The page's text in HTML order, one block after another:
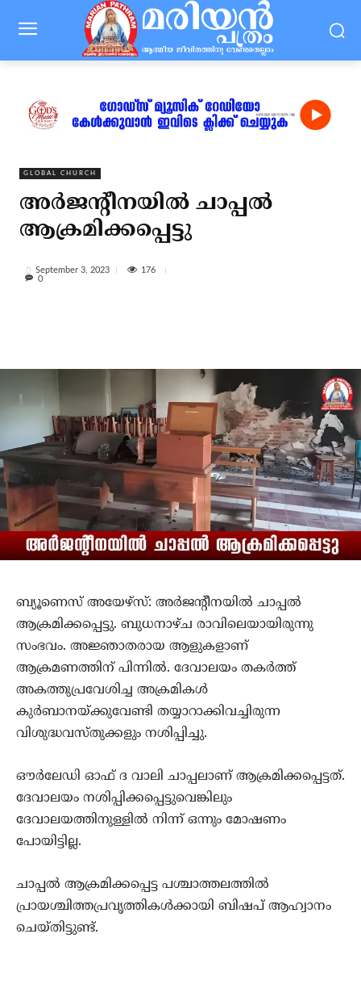
GLOBAL CHURCH
അര്‍ജന്റീനയില്‍ ചാപ്പല്‍
ആക്രമിക്കപ്പെട്ടു
September 3, 2023
176
0
ബ്യൂണെസ് അയേഴ്‌സ്: അര്‍ജന്റീനയില്‍ ചാപ്പല്‍
ആക്രമിക്കപ്പെട്ടു. ബുധനാഴ്ച രാവിലെയായിരുന്നു
സംഭവം. അജ്ഞാതരായ ആളുകളാണ്
ആക്രമണത്തിന് പിന്നില്‍. ദേവാലയം തകര്‍ത്ത്
അകത്തുപ്രവേശിച്ച അക്രമികള്‍
കുര്‍ബാനയ്ക്കുവേണ്ടി തയ്യാറാക്കിവച്ചിരുന്ന
വിശുദ്ധവസ്തുക്കളും നശിപ്പിച്ചു.
ഔര്‍ലേഡി ഓഫ് ദ വാലി ചാപ്പലാണ് ആക്രമിക്കപ്പെട്ടത്.
ദേവാലയം നശിപ്പിക്കപ്പെട്ടുവെങ്കിലും
ദേവാലയത്തിനുള്ളില്‍ നിന്ന് ഒന്നും മോഷണം
പോയിട്ടില്ല.
ചാപ്പല്‍ ആക്രമിക്കപ്പെട്ട പശ്ചാത്തലത്തില്‍
പ്രായശ്ചിത്തപ്രവൃത്തികള്‍ക്കായി ബിഷപ് ആഹ്വാനം
ചെയ്തിട്ടുണ്ട്.